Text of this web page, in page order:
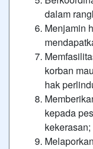
dalam
Menjamin
korban
hak
kepada
kekerasan;